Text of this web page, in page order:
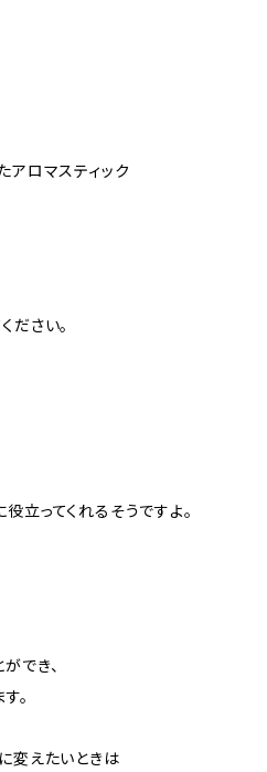
ロマスティック
ださい。
立ってくれるそうですよ。
でき、
。
変えたいときは